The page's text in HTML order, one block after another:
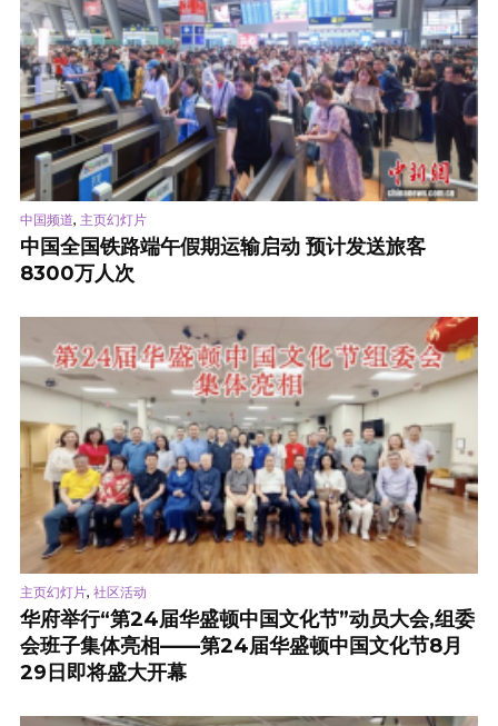
中国频道, 主页幻灯片
中国全国铁路端午假期运输启动 预计发送旅客
8300万人次
主页幻灯片, 社区活动
华府举行“第24届华盛顿中国文化节”动员大会,组委
会班子集体亮相——第24届华盛顿中国文化节8月
29日即将盛大开幕